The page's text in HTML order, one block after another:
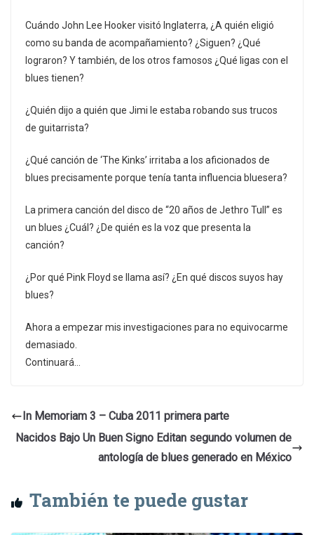
Cuándo John Lee Hooker visitó Inglaterra, ¿A quién eligió
como su banda de acompañamiento? ¿Siguen? ¿Qué
lograron? Y también, de los otros famosos ¿Qué ligas con el
blues tienen?
¿Quién dijo a quién que Jimi le estaba robando sus trucos
de guitarrista?
¿Qué canción de ‘The Kinks’ irritaba a los aficionados de
blues precisamente porque tenía tanta influencia bluesera?
La primera canción del disco de “20 años de Jethro Tull” es
un blues ¿Cuál? ¿De quién es la voz que presenta la
canción?
¿Por qué Pink Floyd se llama así? ¿En qué discos suyos hay
blues?
Ahora a empezar mis investigaciones para no equivocarme
demasiado.
Continuará…
In Memoriam 3 – Cuba 2011 primera parte
Nacidos Bajo Un Buen Signo Editan segundo volumen de
antología de blues generado en México
También te puede gustar